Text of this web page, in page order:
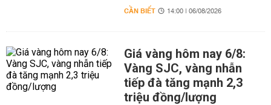
CẦN BIẾT 14:00 | 06/08/2026
Giá vàng hôm nay 6/8:
Vàng SJC, vàng nhẫn
tiếp đà tăng mạnh 2,3
triệu đồng/lượng